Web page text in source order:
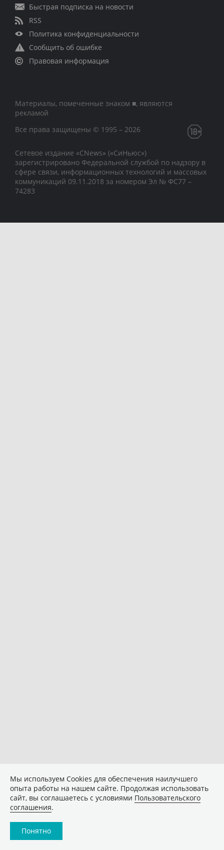
Быстрая подписка на новости
RSS
Политика конфиденциальности
Сообщить об ошибке
Правовая информация
Материалы, помеченные знаком ■, являются
рекламой
Все права защищены © 1995 – 2026
Сетевое издание «CNews» («СиНьюс»)
зарегистрировано Федеральной службой по надзору в
сфере связи, информационных технологий и массовых
коммуникаций 09.11.2018 за номером Эл № ФС77 –
74283
Мы используем Сookies для обеспечения наилучшего
опыта работы на нашем сайте. Продолжая использовать
сайт, вы соглашаетесь с условиями Пользовательского
соглашения.
Понятно